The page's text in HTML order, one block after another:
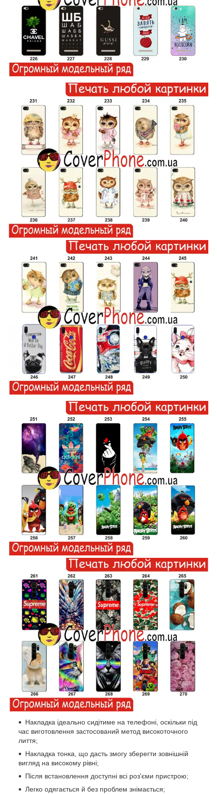
Накладка ідеально сидітиме на телефоні, оскільки під
час виготовлення застосований метод високоточного
лиття;
Накладка тонка, що дасть змогу зберегти зовнішній
вигляд на високому рівні;
Після встановлення доступні всі роз'єми пристрою;
Легко одягається й без проблем знімається;